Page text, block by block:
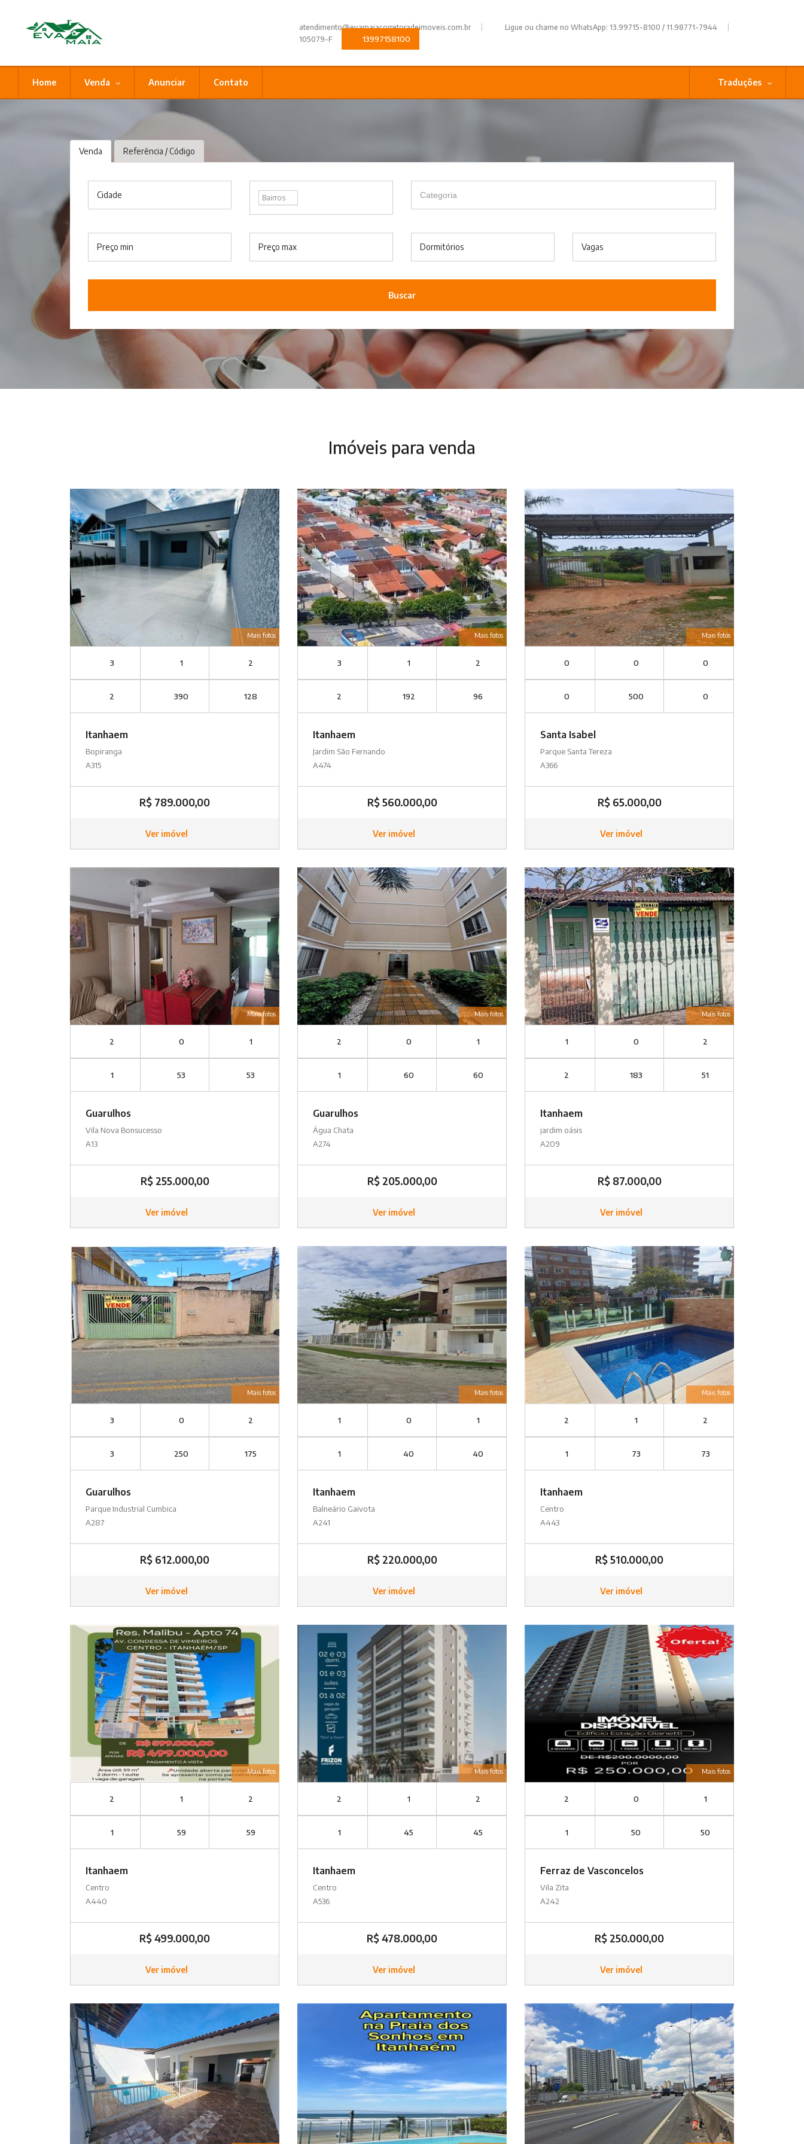
atendimento@evamaiacorretoradeimoveis.com.br | Ligue ou chame no WhatsApp: 13.99715-8100 / 11.98771-7944 |
105079-F 13997158100
Traduções
Home Venda Anunciar Contato
Venda Referência / Código
Cidade Bairros
Preço min Preço max Dormitórios Vagas
Buscar
Imóveis para venda
Mais fotos
3 1 2
2 390 128
Itanhaem
Bopiranga
A315
R$ 789.000,00
Ver imóvel
Mais fotos
3 1 2
2 192 96
Itanhaem
Jardim São Fernando
A474
R$ 560.000,00
Ver imóvel
Mais fotos
0 0 0
0 500 0
Santa Isabel
Parque Santa Tereza
A366
R$ 65.000,00
Ver imóvel
Mais fotos
2 0 1
1 53 53
Guarulhos
Vila Nova Bonsucesso
A13
R$ 255.000,00
Ver imóvel
Mais fotos
2 0 1
1 60 60
Guarulhos
Água Chata
A274
R$ 205.000,00
Ver imóvel
Mais fotos
1 0 2
2 183 51
Itanhaem
jardim oásis
A209
R$ 87.000,00
Ver imóvel
Mais fotos
3 0 2
3 250 175
Guarulhos
Parque Industrial Cumbica
A287
R$ 612.000,00
Ver imóvel
Mais fotos
1 0 1
1 40 40
Itanhaem
Balneário Gaivota
A241
R$ 220.000,00
Ver imóvel
Mais fotos
2 1 2
1 73 73
Itanhaem
Centro
A443
R$ 510.000,00
Ver imóvel
Mais fotos
2 1 2
1 59 59
Itanhaem
Centro
A440
R$ 499.000,00
Ver imóvel
Mais fotos
2 1 2
1 45 45
Itanhaem
Centro
A536
R$ 478.000,00
Ver imóvel
Mais fotos
2 0 1
1 50 50
Ferraz de Vasconcelos
Vila Zita
A242
R$ 250.000,00
Ver imóvel